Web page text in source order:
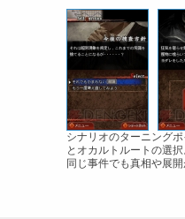
シナリオのターニング
とオカルトルートの選
同じ事件でも真相や展開